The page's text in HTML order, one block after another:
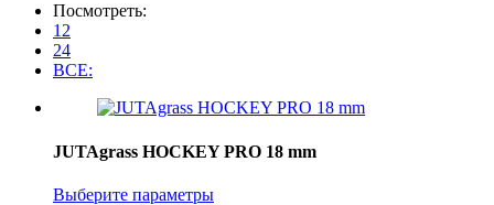
Посмотреть:
12
24
ВСЕ:
JUTAgrass HOCKEY PRO 18 mm
Выберите параметры